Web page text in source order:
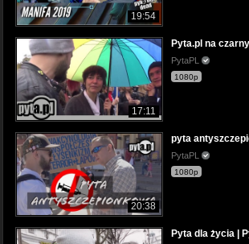
19:54
17:11
Pyta.pl na
PytaPL
1080p
20:38
pyta
PytaPL
1080p
Pyta dla życia |